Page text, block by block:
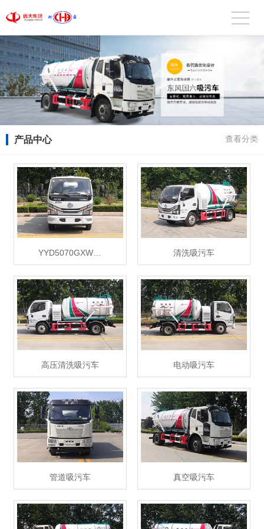
产品中心 查看分类
YYD5070GXW… 清洗吸污车
高压清洗吸污车 电动吸污车
管道吸污车 真空吸污车